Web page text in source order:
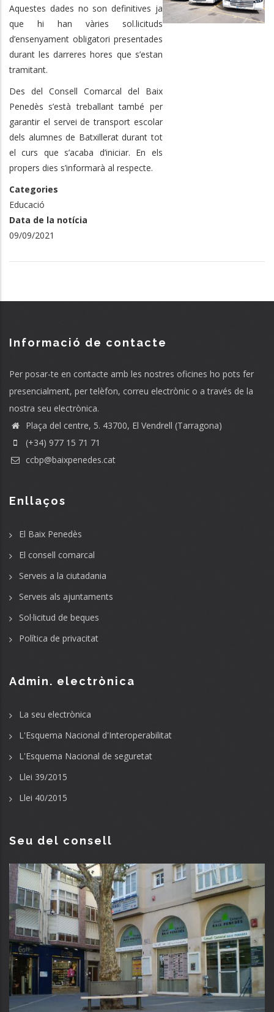
Aquestes dades no son definitives ja
que hi han vàries sol.licituds
d’ensenyament obligatori presentades
durant les darreres hores que s’estan
tramitant.
Des del Consell Comarcal del Baix
Penedès s’està treballant també per
garantir el servei de transport escolar
dels alumnes de Batxillerat durant tot
el curs que s’acaba d’iniciar. En els
propers dies s’informarà al respecte.
Categories
Educació
Data de la notícia
09/09/2021
Informació de contacte
Per posar-te en contacte amb les nostres oficines ho pots fer
presencialment, per telèfon, correu electrònic o a través de la
nostra seu electrònica.
Plaça del centre, 5. 43700, El Vendrell (Tarragona)
(+34) 977 15 71 71
ccbp@baixpenedes.cat
Enllaços
El Baix Penedès
El consell comarcal
Serveis a la ciutadania
Serveis als ajuntaments
Sol·licitud de beques
Política de privacitat
Admin. electrònica
La seu electrònica
L'Esquema Nacional d'Interoperabilitat
L'Esquema Nacional de seguretat
Llei 39/2015
Llei 40/2015
Seu del consell